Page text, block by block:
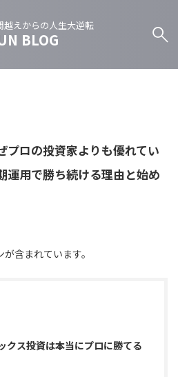
越えからの人生大逆転
BLOG
プロの投資家よりも優れてい
運用で勝ち続ける理由と始め
含まれています。
ス投資は本当にプロに勝てる